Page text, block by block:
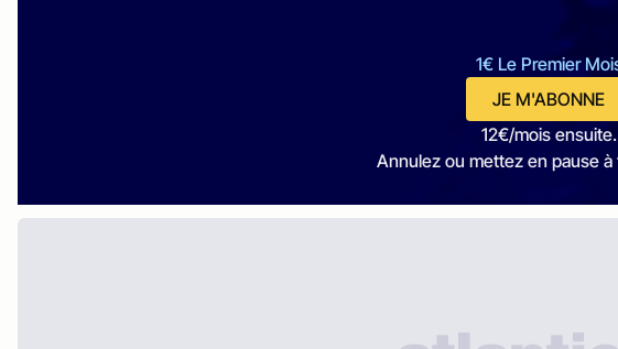
1€ Le Premier
JE M'ABONNE
12€/mois ensuite.
Annulez ou mettez en pause